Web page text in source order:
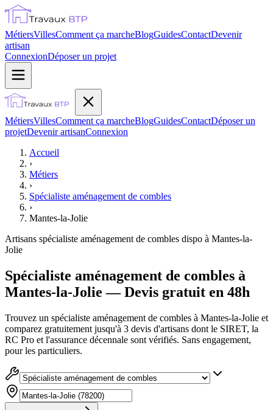
MétiersVillesComment ça marcheBlogGuidesContactDevenir
artisan
ConnexionDéposer un projet
MétiersVillesComment ça marcheBlogGuidesContactDéposer un
projetDevenir artisanConnexion
Accueil
›
Métiers
›
Spécialiste aménagement de combles
›
Mantes-la-Jolie
Artisans spécialiste aménagement de combles dispo à Mantes-la-
Jolie
Spécialiste aménagement de combles à
Mantes-la-Jolie — Devis gratuit en 48h
Trouvez un spécialiste aménagement de combles à Mantes-la-Jolie et
comparez gratuitement jusqu'à 3 devis d'artisans dont le SIRET, la
RC Pro et l'assurance décennale sont vérifiés. Sans engagement,
pour les particuliers.